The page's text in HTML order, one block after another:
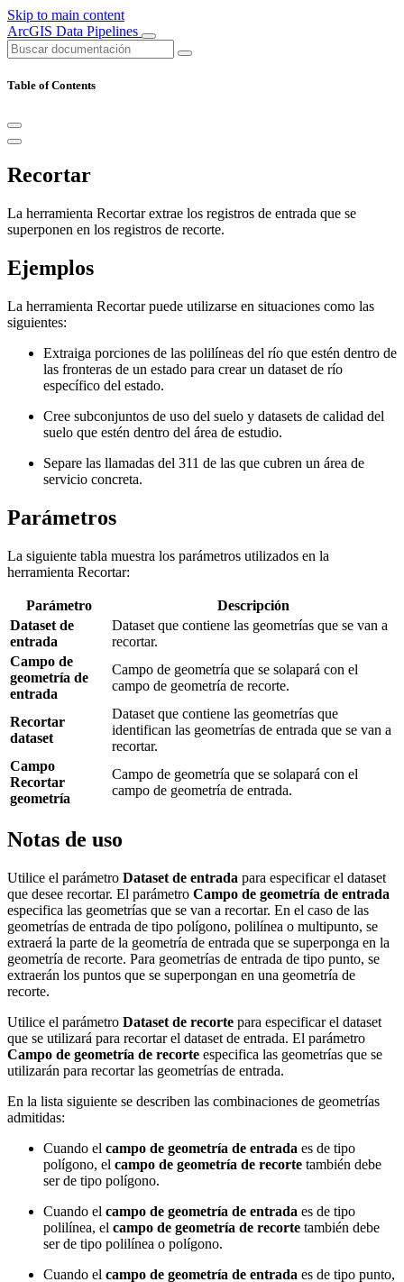
Skip to main content
ArcGIS Data Pipelines
Table of Contents
Recortar
La herramienta Recortar extrae los registros de entrada que se
superponen en los registros de recorte.
Ejemplos
La herramienta Recortar puede utilizarse en situaciones como las
siguientes:
Extraiga porciones de las polilíneas del río que estén dentro de
las fronteras de un estado para crear un dataset de río
específico del estado.
Cree subconjuntos de uso del suelo y datasets de calidad del
suelo que estén dentro del área de estudio.
Separe las llamadas del 311 de las que cubren un área de
servicio concreta.
Parámetros
La siguiente tabla muestra los parámetros utilizados en la
herramienta Recortar:
Parámetro
Descripción
Dataset de
entrada
Dataset que contiene las geometrías que se van a
recortar.
Campo de
geometría de
entrada
Campo de geometría que se solapará con el
campo de geometría de recorte.
Recortar
dataset
Dataset que contiene las geometrías que
identifican las geometrías de entrada que se van a
recortar.
Campo
Recortar
geometría
Campo de geometría que se solapará con el
campo de geometría de entrada.
Notas de uso
Utilice el parámetro Dataset de entrada para especificar el dataset
que desee recortar. El parámetro Campo de geometría de entrada
especifica las geometrías que se van a recortar. En el caso de las
geometrías de entrada de tipo polígono, polilínea o multipunto, se
extraerá la parte de la geometría de entrada que se superponga en la
geometría de recorte. Para geometrías de entrada de tipo punto, se
extraerán los puntos que se superpongan en una geometría de
recorte.
Utilice el parámetro Dataset de recorte para especificar el dataset
que se utilizará para recortar el dataset de entrada. El parámetro
Campo de geometría de recorte especifica las geometrías que se
utilizarán para recortar las geometrías de entrada.
En la lista siguiente se describen las combinaciones de geometrías
admitidas:
Cuando el campo de geometría de entrada es de tipo
polígono, el campo de geometría de recorte también debe
ser de tipo polígono.
Cuando el campo de geometría de entrada es de tipo
polilínea, el campo de geometría de recorte también debe
ser de tipo polilínea o polígono.
Cuando el campo de geometría de entrada es de tipo punto,